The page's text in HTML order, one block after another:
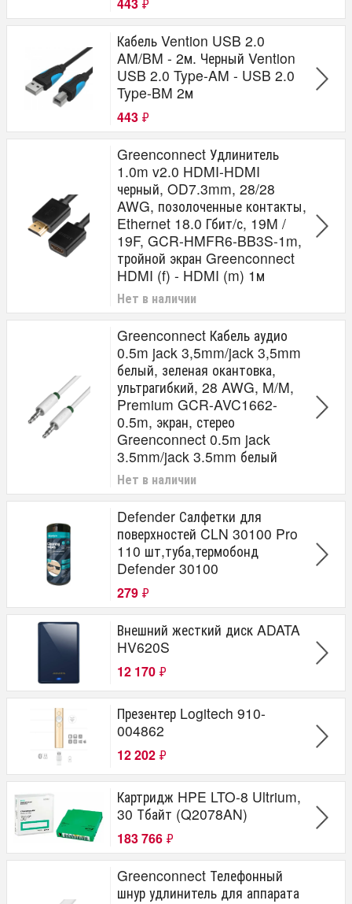
Кабель Vention USB 2.0
AM/BM - 2м. Черный Vention
USB 2.0 Type-AM - USB 2.0
Type-BM 2м
443 ₽
Greenconnect Удлинитель
1.0m v2.0 HDMI-HDMI
черный, OD7.3mm, 28/28
AWG, позолоченные контакты,
Ethernet 18.0 Гбит/с, 19M /
19F, GCR-HMFR6-BB3S-1m,
тройной экран Greenconnect
HDMI (f) - HDMI (m) 1м
Нет в наличии
Greenconnect Кабель аудио
0.5m jack 3,5mm/jack 3,5mm
белый, зеленая окантовка,
ультрагибкий, 28 AWG, M/M,
Premium GCR-AVC1662-
0.5m, экран, стерео
Greenconnect 0.5m jack
3.5mm/jack 3.5mm белый
Нет в наличии
Defender Салфетки для
поверхностей CLN 30100 Pro
110 шт,туба,термобонд
Defender 30100
279 ₽
Внешний жесткий диск ADATA
HV620S
12 170 ₽
Презентер Logitech 910-
004862
12 202 ₽
Картридж HPE LTO-8 Ultrium,
30 Тбайт (Q2078AN)
183 766 ₽
Greenconnect Телефонный
шнур удлинитель для аппарата